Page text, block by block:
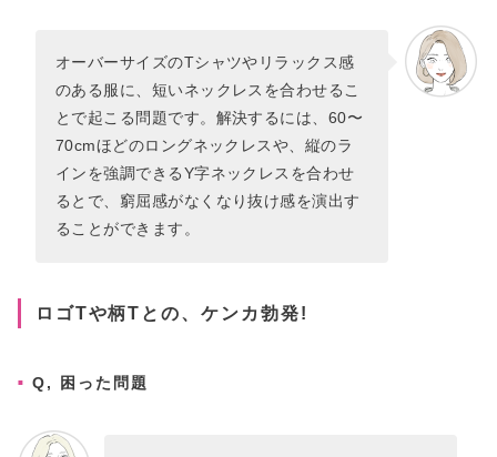
オーバーサイズのTシャツやリラックス感
のある服に、短いネックレスを合わせるこ
とで起こる問題です。解決するには、60〜
70cmほどのロングネックレスや、縦のラ
インを強調できるY字ネックレスを合わせ
るとで、窮屈感がなくなり抜け感を演出す
ることができます。
ロゴTや柄Tとの、ケンカ勃発!
Q, 困った問題